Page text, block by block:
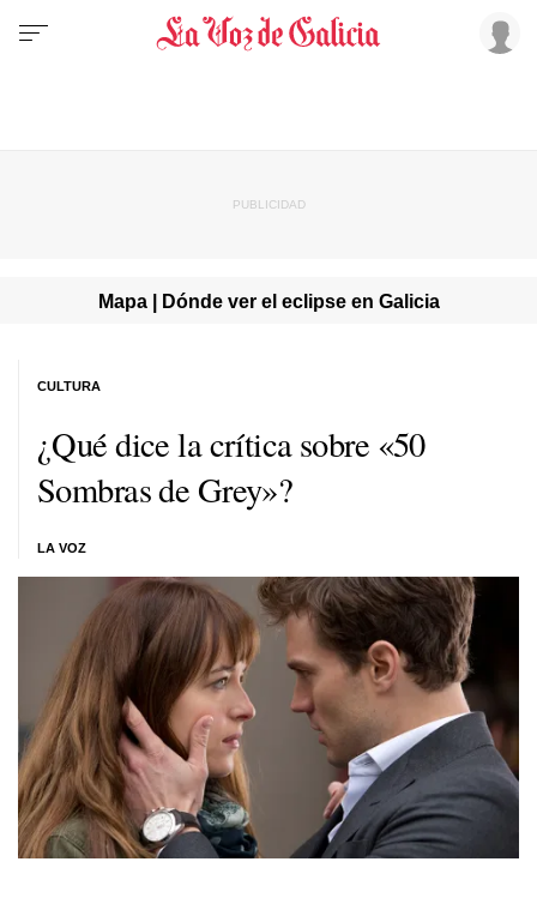
Mapa | Dónde ver el eclipse en Galicia
¿Qué dice la crítica sobre «50
Sombras de Grey»?
LA VOZ
CULTURA